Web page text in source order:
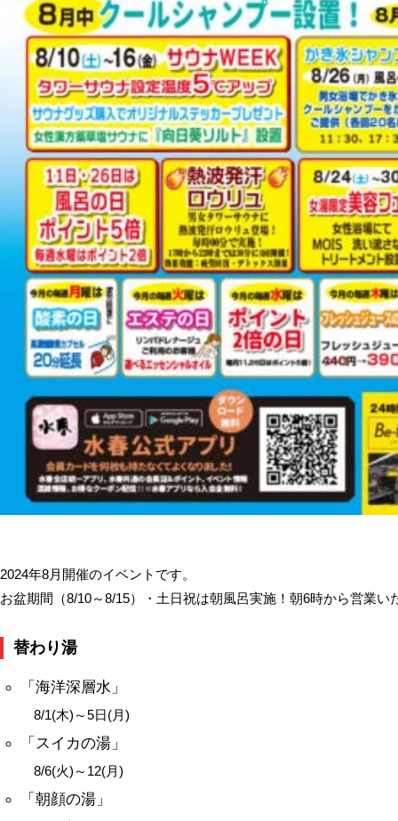
2024年8月開催のイベントです。
お盆期間（8/10～8/15）・土日祝は朝風呂実施！朝6時から営業い
替わり湯
「海洋深層水」
8/1(木)～5日(月)
「スイカの湯」
8/6(火)～12(月)
「朝顔の湯」